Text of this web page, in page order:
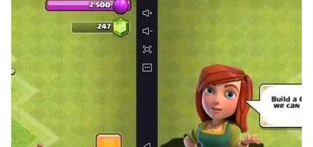
love interests. Along the way, your paths intertwine,
and the secrets about your fates and humanity's future
will be revealed.
[Profound Immersion]
Choose your voice and look. Delve into an array of
customizable features, from dozens of appearance
details and hundreds of makeup choices to